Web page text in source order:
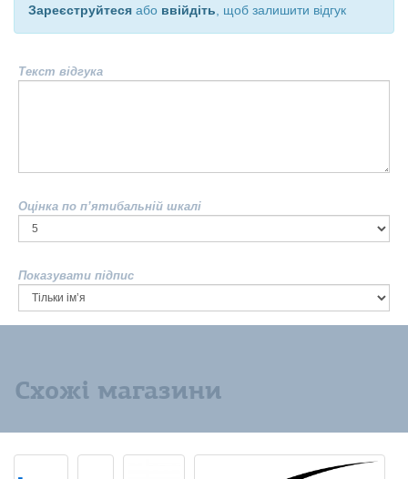
Зареєструйтеся або ввійдіть , щоб залишити відгук
Текст відгука
Оцінка по п’ятибальній шкалі
Показувати підпис
Схожі магазини